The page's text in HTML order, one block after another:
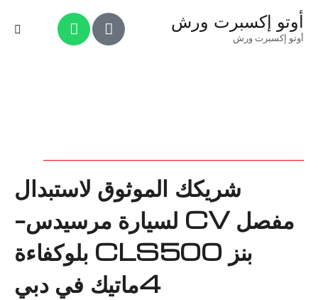
أوتو إكسبرت ورش
أوتو إكسبرت ورش
شريكك الموثوق لاستبدال
مفصل CV لسيارة مرسيدس-
بنز CLS500 بلوكفاءة
4ماتيك في دبي